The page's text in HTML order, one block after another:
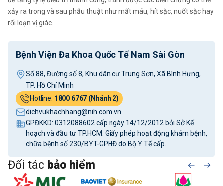
xảy ra trong và sau phẫu thuật như mất máu, hít sặc, nuốt sặc hay
rối loạn vị giác.
Bệnh Viện Đa Khoa Quốc Tế Nam Sài Gòn
Số 88, Đường số 8, Khu dân cư Trung Sơn, Xã Bình Hưng,
TP. Hồ Chí Minh
Hotline: 1800 6767 (Nhánh 2)
dichvukhachhang@nih.com.vn
GPĐKKD: 0312088602 cấp ngày 14/12/2012 bởi Sở Kế
hoạch và đầu tư TP.HCM. Giấy phép hoạt động khám bệnh,
chữa bệnh số 230/BYT-GPHĐ do Bộ Y Tế cấp.
Đối tác bảo hiểm